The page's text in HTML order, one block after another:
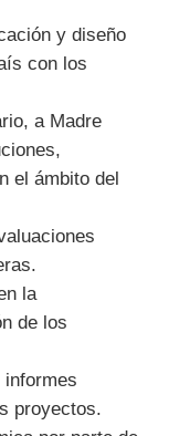
y diseño
con los
a Madre
el ámbito del
la
de los
proyectos.